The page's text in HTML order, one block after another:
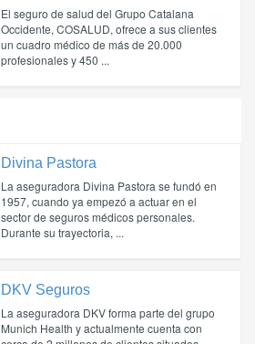
El seguro de salud del Grupo Catalana
Occidente, COSALUD, ofrece a sus clientes
un cuadro médico de más de 20.000
profesionales y 450 ...
Divina Pastora
La aseguradora Divina Pastora se fundó en
1957, cuando ya empezó a actuar en el
sector de seguros médicos personales.
Durante su trayectoria, ...
DKV Seguros
La aseguradora DKV forma parte del grupo
Munich Health y actualmente cuenta con